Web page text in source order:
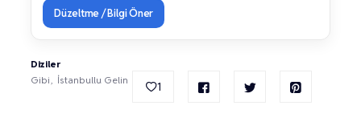
Düzeltme / Bilgi Öner
Diziler
Gibi
İstanbullu Gelin 1